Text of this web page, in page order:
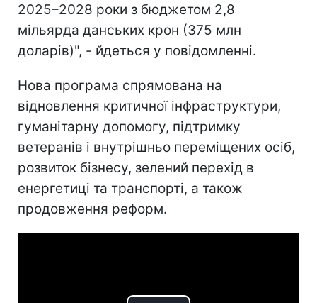
2025–2028 роки з бюджетом 2,8
мільярда данських крон (375 млн
доларів)", - йдеться у повідомленні.
Нова програма спрямована на
відновлення критичної інфраструктури,
гуманітарну допомогу, підтримку
ветеранів і внутрішньо переміщених осіб,
розвиток бізнесу, зелений перехід в
енергетиці та транспорті, а також
продовження реформ.